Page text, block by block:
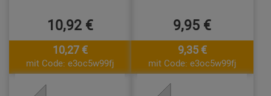
10,92 €
10,27 €
mit Code: e3oc5w99fj
9,95 €
9,35 €
mit Code: e3oc5w99fj